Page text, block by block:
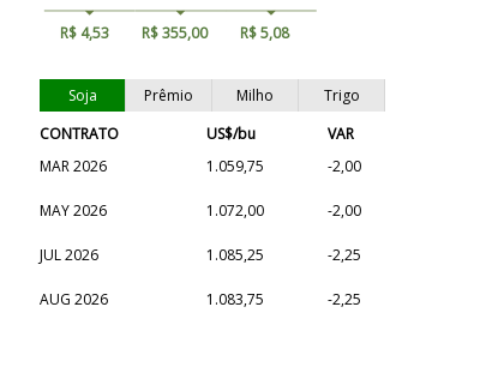
R$ 4,53 R$ 355,00 R$ 5,08
Soja Prêmio Milho
Trigo
CONTRATO
US$/bu
VAR
MAR 2026
1.059,75 -2,00
MAY 2026 1.072,00 -2,00
JUL 2026 1.085,25 -2,25
AUG 2026 1.083,75 -2,25